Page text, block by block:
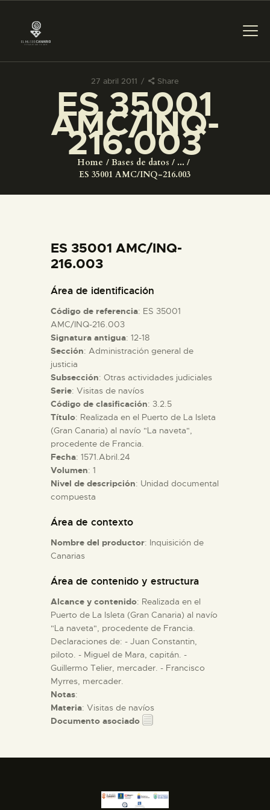
27 abril 2011 Share
ES 35001
AMC/INQ-
216.003
Home Bases de datos
...
ES 35001 AMC/INQ-216.003
PREPARAR LA VISITA
ACTIVIDADES
COLECCIONES
ESPAÑOL
PREPARAR LA VISITA
ACTIVIDADES
█
EL MUSEO
COLECCIONES
ES 35001 AMC/INQ-
216.003
Área de identificación
Código de referencia: ES 35001
AMC/INQ-216.003
Signatura antigua: 12-18
Sección: Administración general de
justicia
Subsección: Otras actividades judiciales
Serie: Visitas de navíos
Código de clasificación: 3.2.5
Título: Realizada en el Puerto de La Isleta
(Gran Canaria) al navío "La naveta",
procedente de Francia.
Fecha: 1571.Abril.24
Volumen: 1
Nivel de descripción: Unidad documental
compuesta
Área de contexto
Nombre del productor: Inquisición de
Canarias
Área de contenido y estructura
Alcance y contenido: Realizada en el
Puerto de La Isleta (Gran Canaria) al navío
"La naveta", procedente de Francia.
Declaraciones de: - Juan Constantin,
piloto. - Miguel de Mara, capitán. -
Guillermo Telier, mercader. - Francisco
Myrres, mercader.
Notas:
Materia: Visitas de navíos
Documento asociado